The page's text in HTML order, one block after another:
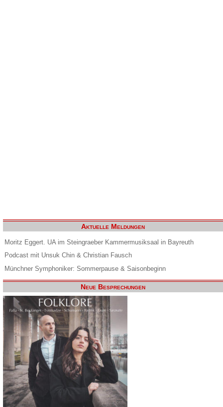
Aktuelle Meldungen
Moritz Eggert. UA im Steingraeber Kammermusiksaal in Bayreuth
Podcast mit Unsuk Chin & Christian Fausch
Münchner Symphoniker: Sommerpause & Saisonbeginn
Neue Besprechungen